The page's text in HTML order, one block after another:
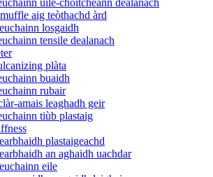
aig teòthachd àrd
losgaidh
tensile dealanach
plàta
buaidh
rubair
amais leaghadh geir
tiùb plastaig
plastaigeachd
an aghaidh uachdar
eile